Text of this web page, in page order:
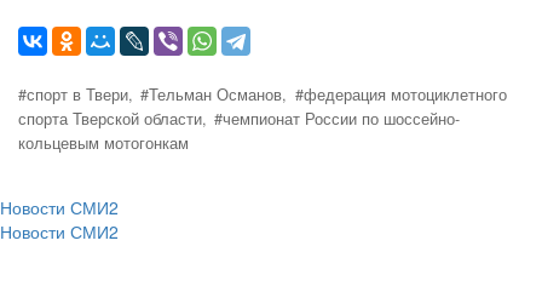
#спорт в Твери, #Тельман Османов, #федерация мотоциклетного
спорта Тверской области, #чемпионат России по шоссейно-
кольцевым мотогонкам
Новости СМИ2
Новости СМИ2